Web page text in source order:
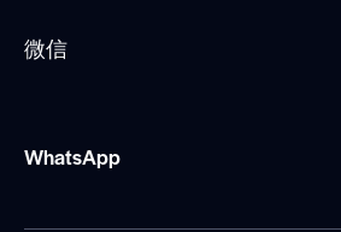
微信
WhatsApp